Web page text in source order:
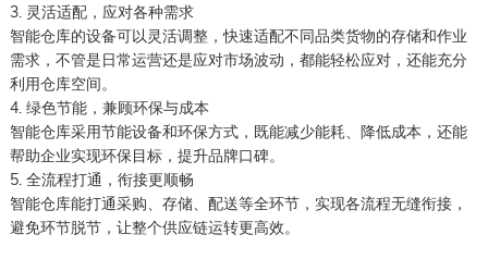
3. 灵活适配，应对各种需求
智能仓库的设备可以灵活调整，快速适配不同品类货物的存储和作业
需求，不管是日常运营还是应对市场波动，都能轻松应对，还能充分
利用仓库空间。
4. 绿色节能，兼顾环保与成本
智能仓库采用节能设备和环保方式，既能减少能耗、降低成本，还能
帮助企业实现环保目标，提升品牌口碑。
5. 全流程打通，衔接更顺畅
智能仓库能打通采购、存储、配送等全环节，实现各流程无缝衔接，
避免环节脱节，让整个供应链运转更高效。